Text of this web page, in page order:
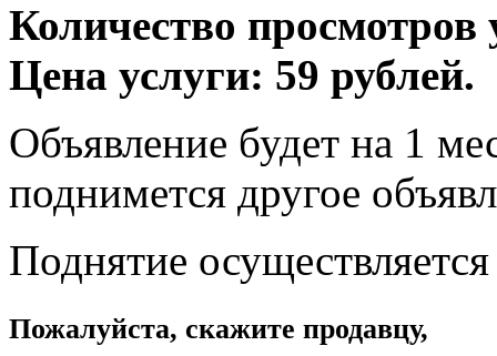
Количество просмотров
Цена услуги: 59 рублей.
Объявление будет на 1
поднимется другое
Поднятие
Пожалуйста, скажите продавцу,